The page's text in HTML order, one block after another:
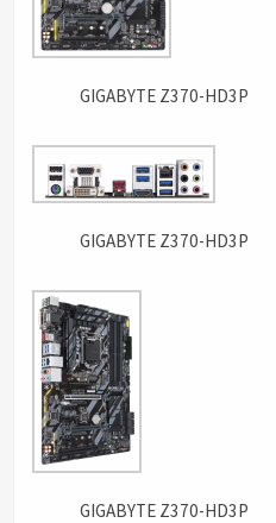
GIGABYTE Z370-HD3P
GIGABYTE Z370-HD3P
GIGABYTE Z370-HD3P